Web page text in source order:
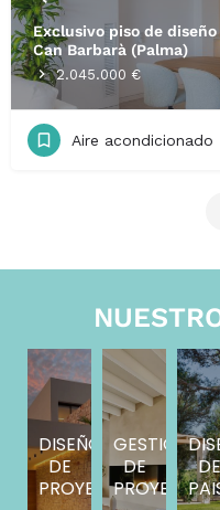
Exclusivo piso de
Can Barbarà (Palma)
2.045.000 €
Aire acondicionado
DISEÑO
DE
PROYECTOS
GESTIÓN
DE
PROYECTOS
DE